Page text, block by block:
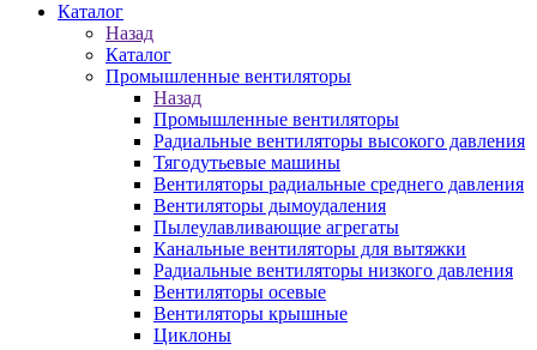
Каталог
Назад
Каталог
Промышленные вентиляторы
Назад
Промышленные вентиляторы
Радиальные вентиляторы высокого давления
Тягодутьевые машины
Вентиляторы радиальные среднего давления
Вентиляторы дымоудаления
Пылеулавливающие агрегаты
Канальные вентиляторы для вытяжки
Радиальные вентиляторы низкого давления
Вентиляторы осевые
Вентиляторы крышные
Циклоны